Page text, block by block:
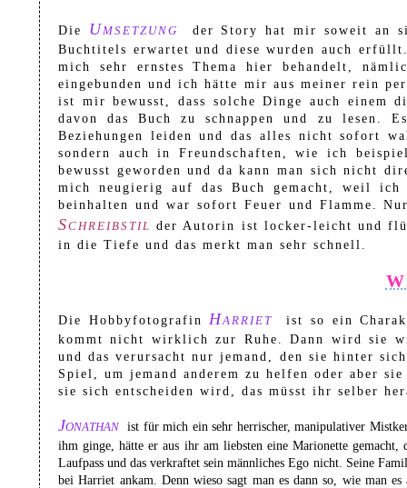
Die Umsetzung
der Story hat mir soweit an
Buchtitels erwartet und diese wurden auch
mich sehr ernstes Thema hier behandelt,
eingebunden und ich hätte mir aus meiner rein
ist mir bewusst, dass solche Dinge auch einem
davon das Buch zu schnappen und zu lesen.
Beziehungen leiden und das alles nicht sofort
sondern auch in Freundschaften, wie ich
bewusst geworden und da kann man sich nicht
mich neugierig auf das Buch gemacht, weil
beinhalten und war sofort Feuer und Flamme.
Schreibstil der Autorin ist locker-leicht und
in die Tiefe und das merkt man sehr schnell.
Die HobbyfotografinHarriet ist so ein
kommt nicht wirklich zur Ruhe. Dann wird sie
und das verursacht nur jemand, den sie hinter
Spiel, um jemand anderem zu helfen oder aber
sie sich entscheiden wird, das müsst ihr selber
Jonathan ist für mich ein sehr herrischer, manipulativer
ihm ginge, hätte er aus ihr am liebsten eine Marionette
Laufpass und das verkraftet sein männliches Ego nicht. Seine
bei Harriet ankam. Denn wieso sagt man es dann so, wie man